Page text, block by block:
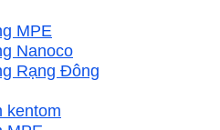
MPE
Nanoco
Rạng Đông
kentom